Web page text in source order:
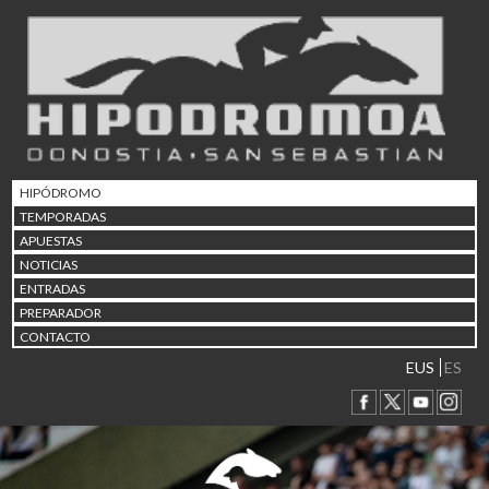
HIPÓDROMO
TEMPORADAS
APUESTAS
NOTICIAS
ENTRADAS
PREPARADOR
CONTACTO
EUS ES
02/08 17:30 Abuztuaren 2a / 2 de
Abuztuaren 9a / 9 de
12/08 12:24 Abuztaren 12a / 12 de
15/08 17:05 Abuztuaren 15a / 15 de
23/08 17:30 Abuztuaren 23a / 23 de
30/08 17:30 Abuztuaren 30a / 30 de
02/09 11:15
06/09 17:30 Irailaren 6a / 6 de
Irailaren 13a / 13 de
30/09 11:30 Irailaren 30a / 30 de